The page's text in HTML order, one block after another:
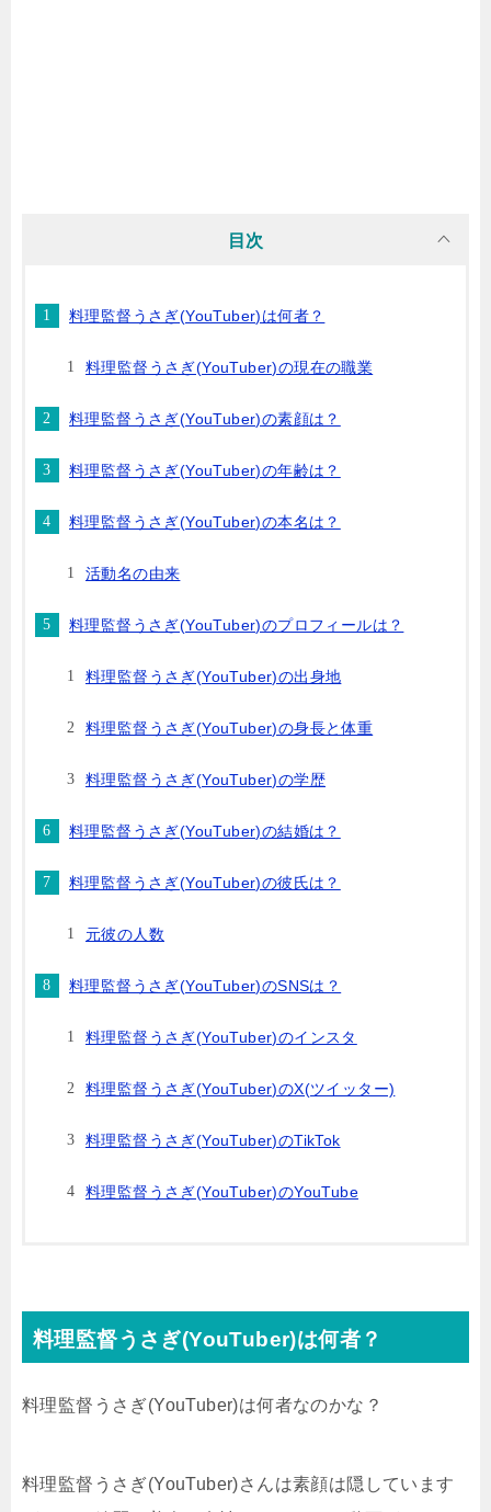
目次
料理監督うさぎ(YouTuber)は何者？
料理監督うさぎ(YouTuber)の現在の職業
料理監督うさぎ(YouTuber)の素顔は？
料理監督うさぎ(YouTuber)の年齢は？
料理監督うさぎ(YouTuber)の本名は？
活動名の由来
料理監督うさぎ(YouTuber)のプロフィールは？
料理監督うさぎ(YouTuber)の出身地
料理監督うさぎ(YouTuber)の身長と体重
料理監督うさぎ(YouTuber)の学歴
料理監督うさぎ(YouTuber)の結婚は？
料理監督うさぎ(YouTuber)の彼氏は？
元彼の人数
料理監督うさぎ(YouTuber)のSNSは？
料理監督うさぎ(YouTuber)のインスタ
料理監督うさぎ(YouTuber)のX(ツイッター)
料理監督うさぎ(YouTuber)のTikTok
料理監督うさぎ(YouTuber)のYouTube
料理監督うさぎ(YouTuber)は何者？
料理監督うさぎ(YouTuber)は何者なのかな？
料理監督うさぎ(YouTuber)さんは素顔は隠しています